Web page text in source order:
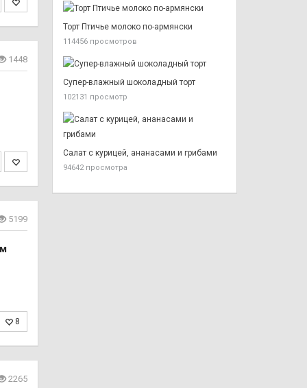
1448
5199
8
2265
Торт Птичье молоко по-армянски
114456 просмотров
Супер-влажный шоколадный торт
102131 просмотр
Салат с курицей, ананасами и грибами
94642 просмотра